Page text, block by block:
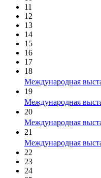
11
12
13
14
15
16
17
18
Международная
19
Международная
20
Международная
21
Международная
22
23
24